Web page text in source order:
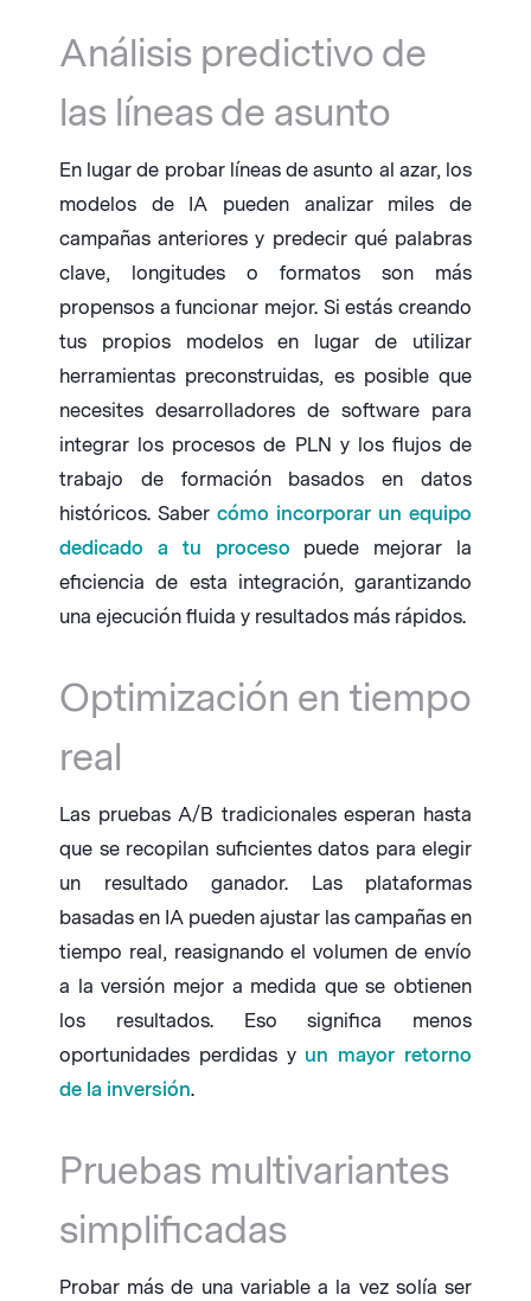
Análisis predictivo de
las líneas de asunto
En lugar de probar líneas de asunto al azar, los
modelos de IA pueden analizar miles de
campañas anteriores y predecir qué palabras
clave, longitudes o formatos son más
propensos a funcionar mejor. Si estás creando
tus propios modelos en lugar de utilizar
herramientas preconstruidas, es posible que
necesites desarrolladores de software para
integrar los procesos de PLN y los flujos de
trabajo de formación basados en datos
históricos. Saber cómo incorporar un equipo
dedicado a tu proceso puede mejorar la
eficiencia de esta integración, garantizando
una ejecución fluida y resultados más rápidos.
Optimización en tiempo
real
Las pruebas A/B tradicionales esperan hasta
que se recopilan suficientes datos para elegir
un resultado ganador. Las plataformas
basadas en IA pueden ajustar las campañas en
tiempo real, reasignando el volumen de envío
a la versión mejor a medida que se obtienen
los resultados. Eso significa menos
oportunidades perdidas yun mayor retorno
de la inversión.
Pruebas multivariantes
simplificadas
Probar más de una variable a la vez solía ser